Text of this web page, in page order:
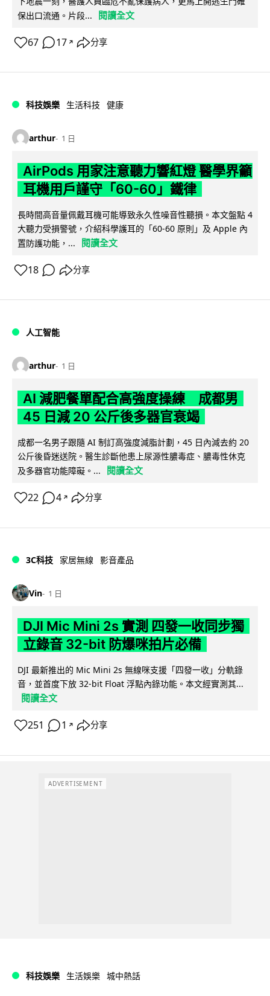
保出口流通。片段...
閱讀全文
67 17 ↗ 分享
科技娛樂 生活科技 健康
arthur 1 日
AirPods 用家注意聽力響紅燈 醫學界籲
耳機用戶謹守「60-60」鐵律
長時間高音量佩戴耳機可能導致永久性噪音性聽損。本文盤點 4
大聽力受損警號，介紹科學護耳的「60-60 原則」及 Apple 內
置防護功能，...
閱讀全文
18 分享
人工智能
arthur 1 日
AI 減肥餐單配合高強度操練 成都男
45 日減 20 公斤後多器官衰竭
成都一名男子跟隨 AI 制訂高強度減脂計劃，45 日內減去約 20
公斤後昏迷送院。醫生診斷他患上尿源性膿毒症、膿毒性休克
及多器官功能障礙。...
閱讀全文
22 4 ↗ 分享
3C科技 家居無線 影音產品
Vin 1 日
DJI Mic Mini 2s 實測 四發一收同步獨
立錄音 32-bit 防爆咪拍片必備
DJI 最新推出的 Mic Mini 2s 無線咪支援「四發一收」分軌錄
音，並首度下放 32-bit Float 浮點內錄功能。本文經實測其...
閱讀全文
251 1 ↗ 分享
ADVERTISEMENT
科技娛樂 生活娛樂 城中熱話